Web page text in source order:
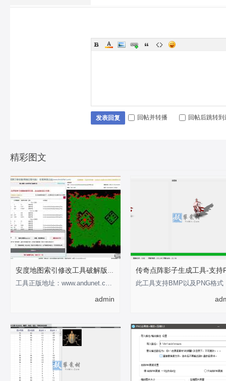
发表回复 回帖并转播 回帖后跳转
精彩图文
安度地图索引修改工具破解版-支持0-255
工具正版地址：www.andunet.com 制作不易，有经济基础的支持正版软件 以下为正版截
admin